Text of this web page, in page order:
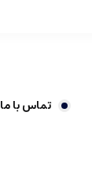
تماس با ما